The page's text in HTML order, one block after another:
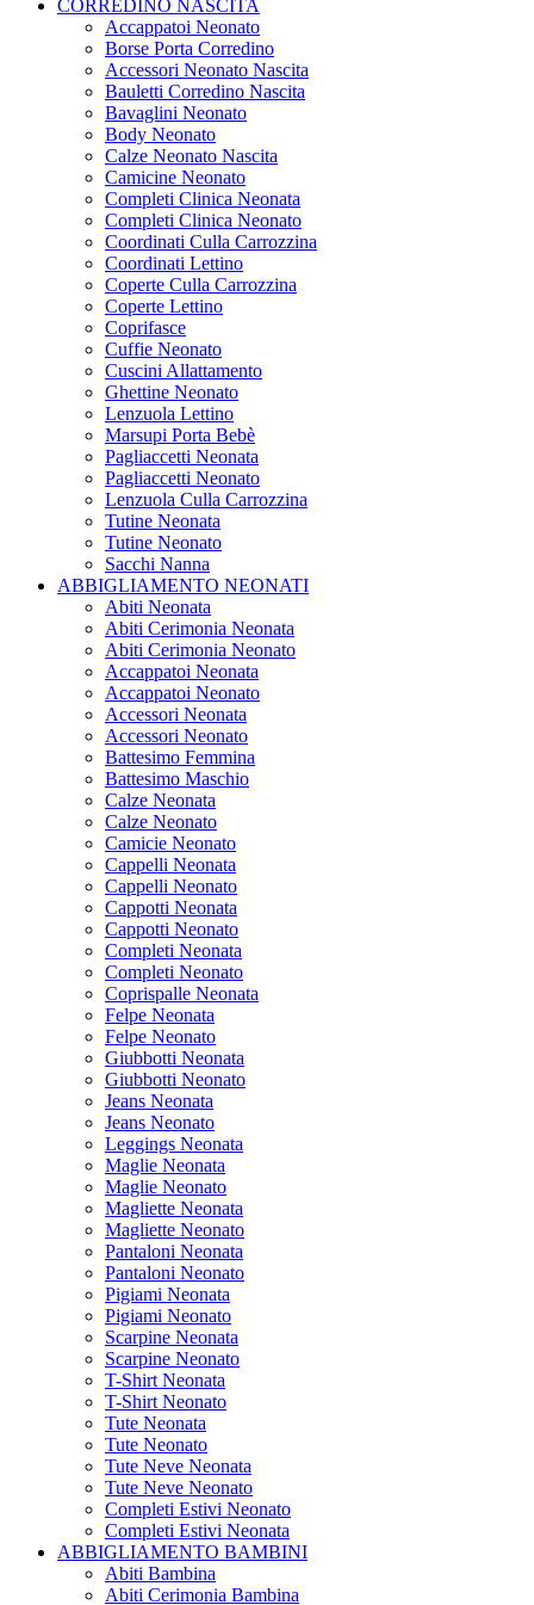
CORREDINO NASCITA
Accappatoi Neonato
Borse Porta Corredino
Accessori Neonato Nascita
Bauletti Corredino Nascita
Bavaglini Neonato
Body Neonato
Calze Neonato Nascita
Camicine Neonato
Completi Clinica Neonata
Completi Clinica Neonato
Coordinati Culla Carrozzina
Coordinati Lettino
Coperte Culla Carrozzina
Coperte Lettino
Coprifasce
Cuffie Neonato
Cuscini Allattamento
Ghettine Neonato
Lenzuola Lettino
Marsupi Porta Bebè
Pagliaccetti Neonata
Pagliaccetti Neonato
Lenzuola Culla Carrozzina
Tutine Neonata
Tutine Neonato
Sacchi Nanna
ABBIGLIAMENTO NEONATI
Abiti Neonata
Abiti Cerimonia Neonata
Abiti Cerimonia Neonato
Accappatoi Neonata
Accappatoi Neonato
Accessori Neonata
Accessori Neonato
Battesimo Femmina
Battesimo Maschio
Calze Neonata
Calze Neonato
Camicie Neonato
Cappelli Neonata
Cappelli Neonato
Cappotti Neonata
Cappotti Neonato
Completi Neonata
Completi Neonato
Coprispalle Neonata
Felpe Neonata
Felpe Neonato
Giubbotti Neonata
Giubbotti Neonato
Jeans Neonata
Jeans Neonato
Leggings Neonata
Maglie Neonata
Maglie Neonato
Magliette Neonata
Magliette Neonato
Pantaloni Neonata
Pantaloni Neonato
Pigiami Neonata
Pigiami Neonato
Scarpine Neonata
Scarpine Neonato
T-Shirt Neonata
T-Shirt Neonato
Tute Neonata
Tute Neonato
Tute Neve Neonata
Tute Neve Neonato
Completi Estivi Neonato
Completi Estivi Neonata
ABBIGLIAMENTO BAMBINI
Abiti Bambina
Abiti Cerimonia Bambina